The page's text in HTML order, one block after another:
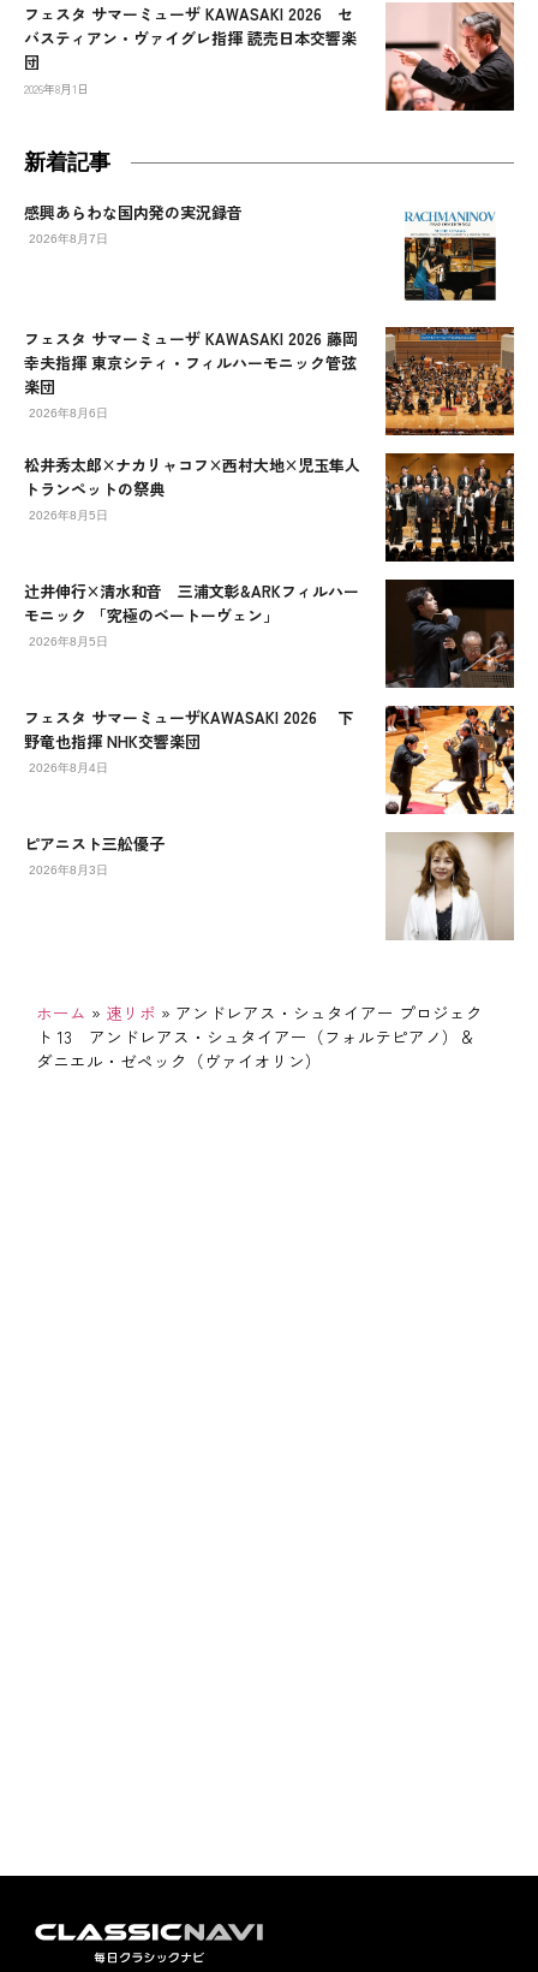
フェスタ サマーミューザ KAWASAKI 2026 セ
バスティアン・ヴァイグレ指揮 読売日本交響楽
団
2026年8月1日
新着記事
感興あらわな国内発の実況録音
2026年8月7日
フェスタ サマーミューザ KAWASAKI 2026 藤岡
幸夫指揮 東京シティ・フィルハーモニック管弦
楽団
2026年8月6日
松井秀太郎×ナカリャコフ×西村大地×児玉隼人
トランペットの祭典
2026年8月5日
辻󠄀井伸行×清水和音 三浦文彰&ARKフィルハー
モニック 「究極のベートーヴェン」
2026年8月5日
フェスタ サマーミューザKAWASAKI 2026 下
野竜也指揮 NHK交響楽団
2026年8月4日
ピアニスト三舩優子
2026年8月3日
ホーム » 速リポ » アンドレアス・シュタイアー プロジェク
ト 13 アンドレアス・シュタイアー（フォルテピアノ）＆
ダニエル・ゼペック（ヴァイオリン）